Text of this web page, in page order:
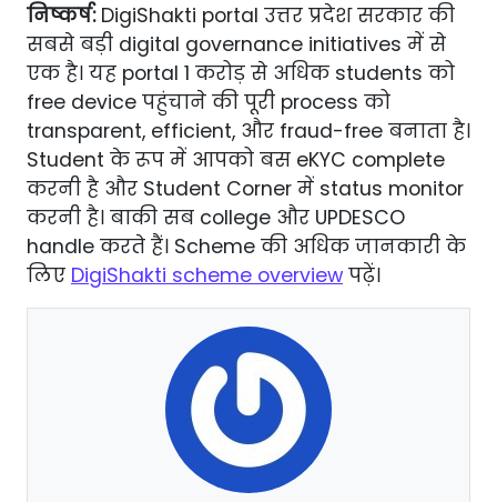
निष्कर्ष:DigiShakti portal उत्तर प्रदेश सरकार की
सबसे बड़ी digital governance initiatives में से
एक है। यह portal 1 करोड़ से अधिक students को
free device पहुंचाने की पूरी process को
transparent, efficient, और fraud-free बनाता है।
Student के रूप में आपको बस eKYC complete
करनी है और Student Corner में status monitor
करनी है। बाकी सब college और UPDESCO
handle करते हैं। Scheme की अधिक जानकारी के
लिए DigiShakti scheme overview पढ़ें।